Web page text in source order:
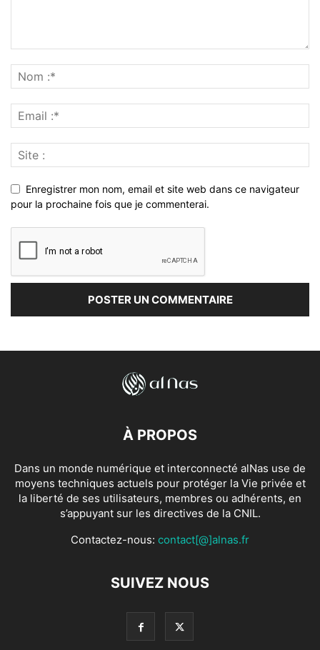
Enregistrer mon nom, email et site web dans ce navigateur
pour la prochaine fois que je commenterai.
À PROPOS
Dans un monde numérique et interconnecté alNas use de
moyens techniques actuels pour protéger la Vie privée et
la liberté de ses utilisateurs, membres ou adhérents, en
s’appuyant sur les directives de la CNIL.
Contactez-nous: contact[@]alnas.fr
SUIVEZ NOUS